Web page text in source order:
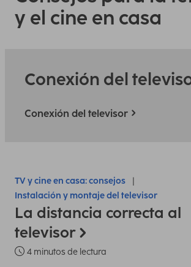
y el cine en casa
Conexión del
Conexión del televisor
TV y cine en casa: consejos
Instalación y montaje del televisor
La distancia correcta al
televisor
4 minutos de lectura